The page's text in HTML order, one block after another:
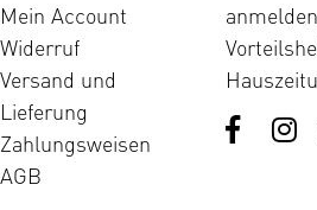
Mein Account
Widerruf
Versand und
Lieferung
Zahlungsweisen
AGB
anmelden